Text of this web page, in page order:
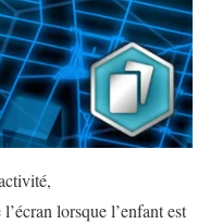
lorsque l’enfant est